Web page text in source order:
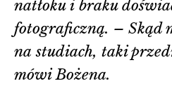
natłoku i braku
fotograficzną. – Skąd
na studiach, taki
mówi Bożena.